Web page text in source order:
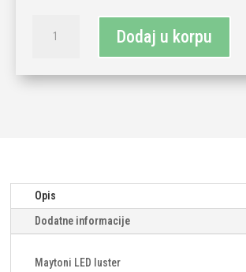
117W
Dodaj u korpu
Opis
Dodatne informacije
Maytoni LED luster